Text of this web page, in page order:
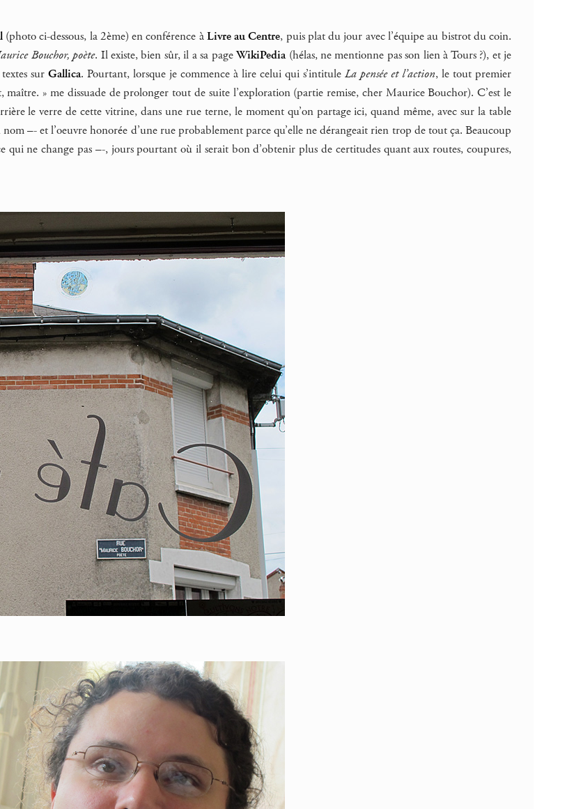
(photo ci-dessous, la 2ème) en conférence àLivre au Centre, puis plat du jour avec l’équipe au bistrot du coin.
Bouchor, poète. Il existe, bien sûr, il a sa pageWikiPedia(hélas, ne mentionne pas son lien à Tours ?), et je
surGallica. Pourtant, lorsque je commence à lire celui qui s’intituleLa pensée et l’action, le tout premier
maître. » me dissuade de prolonger tout de suite l’exploration (partie remise, cher Maurice Bouchor). C’est le
le verre de cette vitrine, dans une rue terne, le moment qu’on partage ici, quand même, avec sur la table
–- et l’oeuvre honorée d’une rue probablement parce qu’elle ne dérangeait rien trop de tout ça. Beaucoup
qui ne change pas –-, jours pourtant où il serait bon d’obtenir plus de certitudes quant aux routes, coupures,